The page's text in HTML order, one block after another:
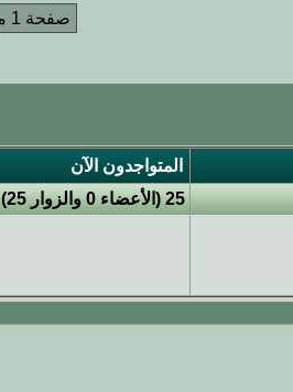
صفحة 1 من 31
المتواجدون الآن
25 (الأعضاء 0 والزوار 25)